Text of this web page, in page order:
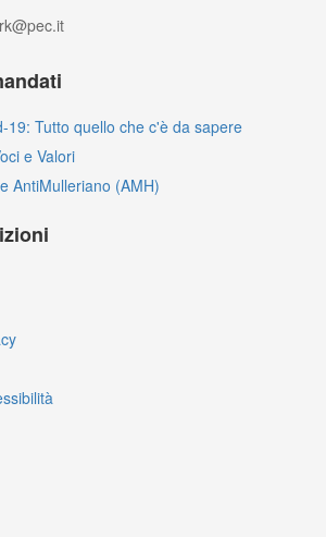
19: Tutto quello che c'è da sapere
e Valori
AntiMulleriano (AMH)